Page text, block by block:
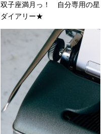
双子座満月っ！ 自分専用の星
ダイアリー★